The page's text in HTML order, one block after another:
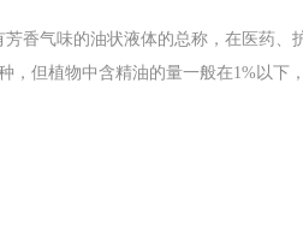
香气味的油状液体的总称，在医药
，但植物中含精油的量一般在1%以下